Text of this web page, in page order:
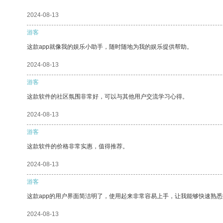
2024-08-13
游客
这款app就像我的娱乐小助手，随时随地为我的娱乐提供帮助。
2024-08-13
游客
这款软件的社区氛围非常好，可以与其他用户交流学习心得。
2024-08-13
游客
这款软件的价格非常实惠，值得推荐。
2024-08-13
游客
这款app的用户界面简洁明了，使用起来非常容易上手，让我能够快速熟
2024-08-13